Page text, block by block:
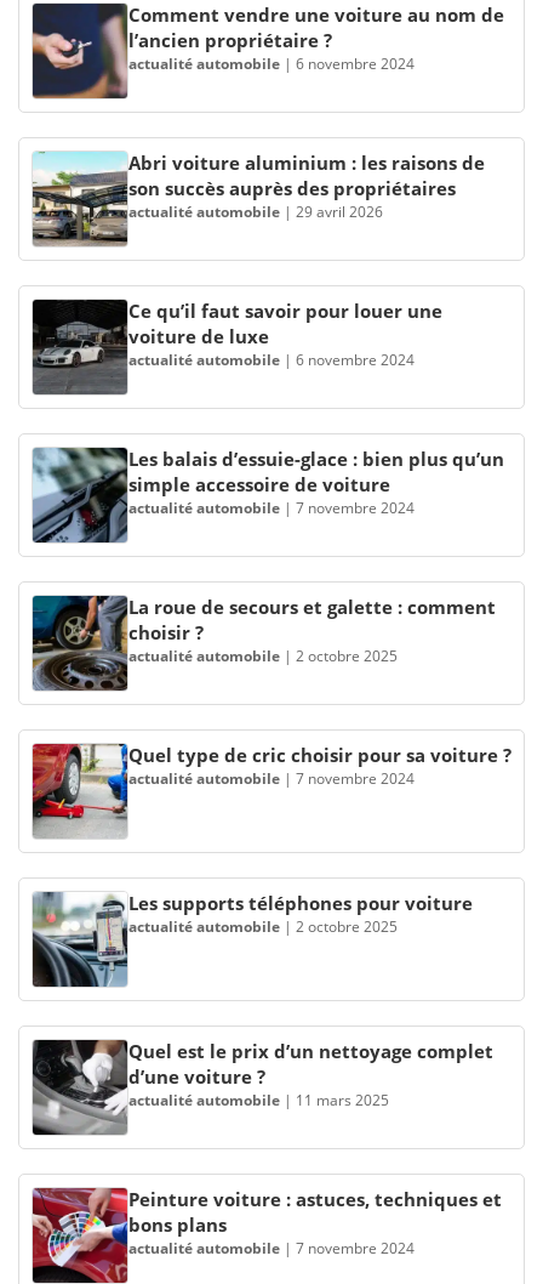
Comment vendre une voiture au nom de
l’ancien propriétaire ?
actualité automobile | 6 novembre 2024
Abri voiture aluminium : les raisons de
son succès auprès des propriétaires
actualité automobile | 29 avril 2026
Ce qu’il faut savoir pour louer une
voiture de luxe
actualité automobile | 6 novembre 2024
Les balais d’essuie-glace : bien plus qu’un
simple accessoire de voiture
actualité automobile | 7 novembre 2024
La roue de secours et galette : comment
choisir ?
actualité automobile | 2 octobre 2025
Quel type de cric choisir pour sa voiture ?
actualité automobile | 7 novembre 2024
Les supports téléphones pour voiture
actualité automobile | 2 octobre 2025
Quel est le prix d’un nettoyage complet
d’une voiture ?
actualité automobile | 11 mars 2025
Peinture voiture : astuces, techniques et
bons plans
actualité automobile | 7 novembre 2024